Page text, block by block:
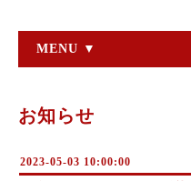
MENU ▼
お知らせ
2023-05-03 10:00:00